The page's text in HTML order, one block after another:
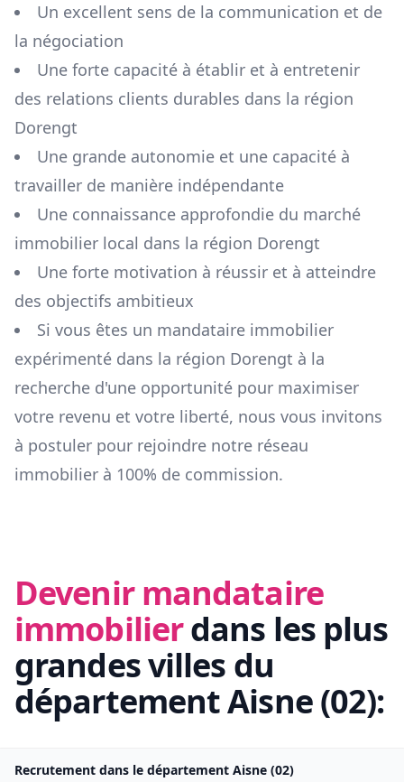
Un excellent sens de la communication et de
la négociation
Une forte capacité à établir et à entretenir
des relations clients durables dans la région
Dorengt
Une grande autonomie et une capacité à
travailler de manière indépendante
Une connaissance approfondie du marché
immobilier local dans la région Dorengt
Une forte motivation à réussir et à atteindre
des objectifs ambitieux
Si vous êtes un mandataire immobilier
expérimenté dans la région Dorengt à la
recherche d'une opportunité pour maximiser
votre revenu et votre liberté, nous vous invitons
à postuler pour rejoindre notre réseau
immobilier à 100% de commission.
Devenir mandataire
immobilierdans les plus
grandes villes du
départementAisne(02):
Recrutement dans le département Aisne (02)